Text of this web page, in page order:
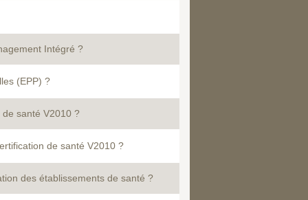
Intégré ?
(EPP) ?
santé V2010 ?
de santé V2010 ?
des établissements de santé ?